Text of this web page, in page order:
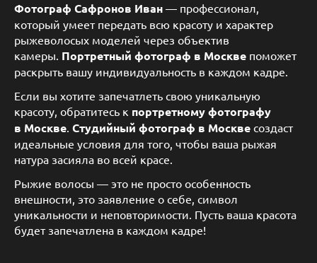
Фотограф Сафронов Иван — профессионал,
который умеет передать всю красоту и характер
рыжеволосых моделей через объектив
камеры. Портретный фотограф в Москве поможет
раскрыть вашу индивидуальность в каждом кадре.
Если вы хотите запечатлеть свою уникальную
красоту, обратитесь к портретному фотографу
в Москве. Студийный фотограф в Москве создаст
идеальные условия для того, чтобы ваша рыжая
натура засияла во всей красе.
Рыжие волосы — это не просто особенность
внешности, это заявление о себе, символ
уникальности и неповторимости. Пусть ваша красота
будет запечатлена в каждом кадре!